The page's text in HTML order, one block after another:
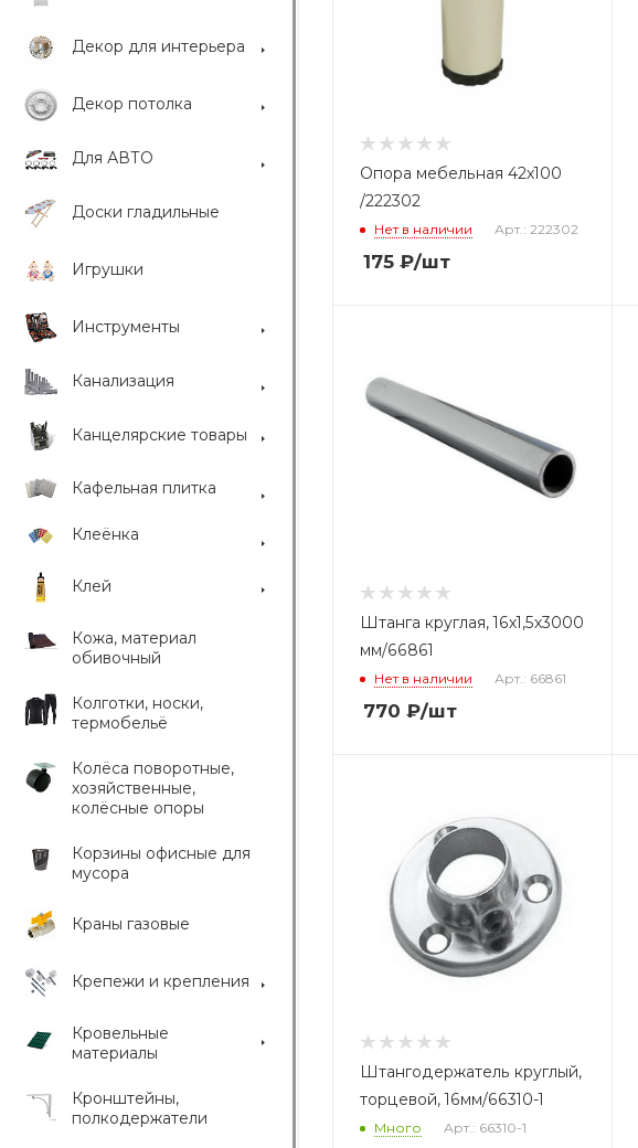
Декор для интерьера
Декор потолка
Для АВТО
Доски гладильные
Игрушки
Инструменты
Канализация
Канцелярские товары
Кафельная плитка
Клеёнка
Клей
Кожа, материал
обивочный
Колготки, носки,
термобельё
Колёса поворотные,
хозяйственные,
колёсные опоры
Корзины офисные для
мусора
Краны газовые
Крепежи и крепления
Кровельные
материалы
Кронштейны,
полкодержатели
Опора мебельная 42х100
/222302
Нет в наличии Арт.: 222302
175 ₽/шт
Штанга круглая, 16х1,5х3000
мм/66861
Нет в наличии Арт.: 66861
770 ₽/шт
Штангодержатель круглый,
торцевой, 16мм/66310-1
Много Арт.: 66310-1